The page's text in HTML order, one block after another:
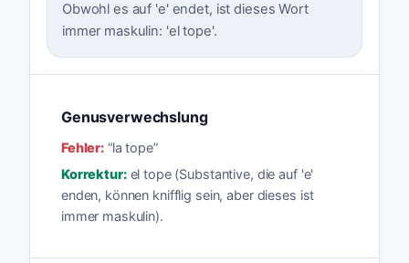
Obwohl es auf 'e' endet, ist dieses Wort
immer maskulin: 'el tope'.
Genusverwechslung
Fehler: “la tope”
Korrektur: el tope (Substantive, die auf 'e'
enden, können knifflig sein, aber dieses ist
immer maskulin).